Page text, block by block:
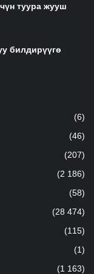
туура жууш
билдирүүгө
(6)
(46)
(207)
(2 186)
(58)
(28 474)
(115)
(1)
(1 163)